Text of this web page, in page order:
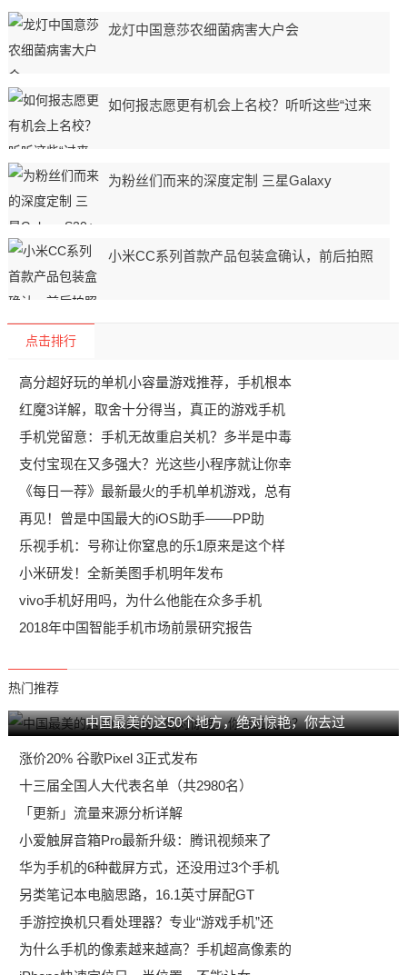
龙灯中国意莎农细菌病害大户会
如何报志愿更有机会上名校？听听这些“过来
为粉丝们而来的深度定制 三星Galaxy
小米CC系列首款产品包装盒确认，前后拍照
点击排行
高分超好玩的单机小容量游戏推荐，手机根本
红魔3详解，取舍十分得当，真正的游戏手机
手机党留意：手机无故重启关机？多半是中毒
支付宝现在又多强大？光这些小程序就让你幸
《每日一荐》最新最火的手机单机游戏，总有
再见！曾是中国最大的iOS助手——PP助
乐视手机：号称让你窒息的乐1原来是这个样
小米研发！全新美图手机明年发布
vivo手机好用吗，为什么他能在众多手机
2018年中国智能手机市场前景研究报告
热门推荐
中国最美的这50个地方，绝对惊艳，你去过
涨价20% 谷歌Pixel 3正式发布
十三届全国人大代表名单（共2980名）
「更新」流量来源分析详解
小爱触屏音箱Pro最新升级：腾讯视频来了
华为手机的6种截屏方式，还没用过3个手机
另类笔记本电脑思路，16.1英寸屏配GT
手游控换机只看处理器？专业“游戏手机”还
为什么手机的像素越来越高？手机超高像素的